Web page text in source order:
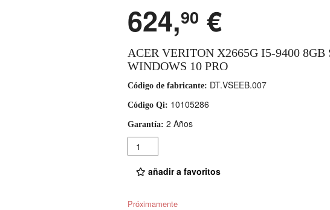
624,90 €
ACER VERITON X2665G I5-9400 8GB
WINDOWS 10 PRO
Código de fabricante: DT.VSEEB.007
Código Qi: 10105286
Garantía: 2 Años
Cantidad
añadir a favoritos
Próximamente